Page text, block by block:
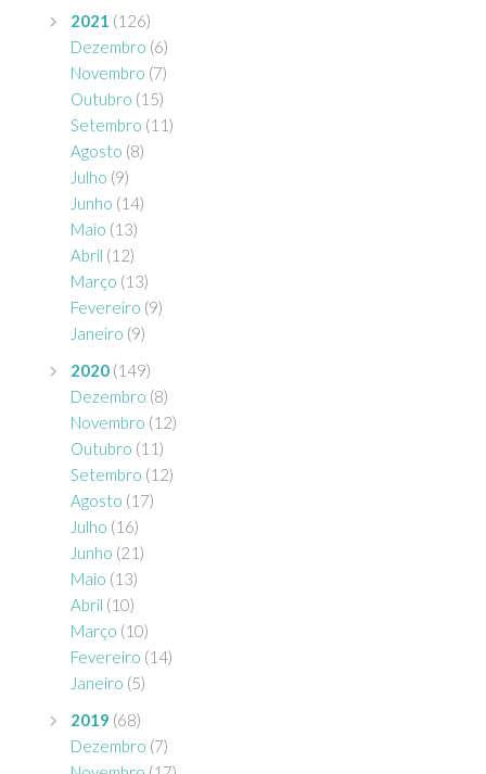
2021 (126)
Dezembro (6)
Novembro (7)
Outubro (15)
Setembro (11)
Agosto (8)
Julho (9)
Junho (14)
Maio (13)
Abril (12)
Março (13)
Fevereiro (9)
Janeiro (9)
2020 (149)
Dezembro (8)
Novembro (12)
Outubro (11)
Setembro (12)
Agosto (17)
Julho (16)
Junho (21)
Maio (13)
Abril (10)
Março (10)
Fevereiro (14)
Janeiro (5)
2019 (68)
Dezembro (7)